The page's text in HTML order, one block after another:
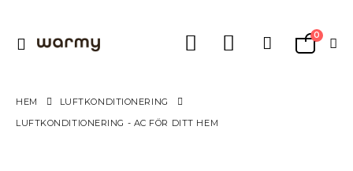
Växla
Varukorg
0
HEM
LUFTKONDITIONERING
LUFTKONDITIONERING - AC FÖR DITT HEM